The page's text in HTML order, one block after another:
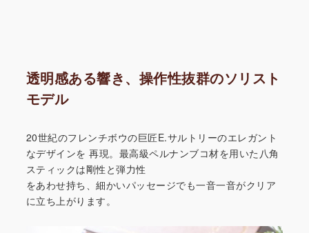
透明感ある響き、操作性抜群のソリスト
モデル
20世紀のフレンチボウの巨匠E.サルトリーのエレガント
なデザインを再現。最高級ペルナンブコ材を用いた八角
スティックは剛性と弾力性
をあわせ持ち、細かいパッセージでも一音一音がクリア
に立ち上がり ます。